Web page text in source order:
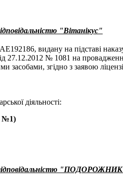
"Вітанікус"
видану на підставі
27.12.2012 № 1081 на
засобами, згідно з заявою
діяльності:
№1)
відповідальністю